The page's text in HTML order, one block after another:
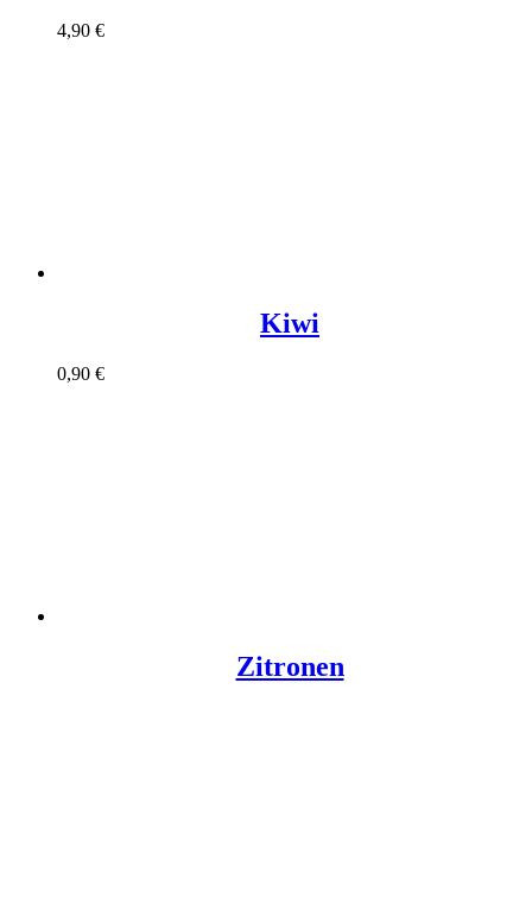
4,90 €
Kiwi
0,90 €
Zitronen